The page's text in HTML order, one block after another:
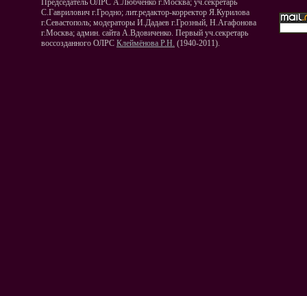
Председатель ОЛРС А.Любченко г.Москва; уч.секретарь
С.Гаврилович г.Гродно; лит.редактор-корректор Я.Курилова
г.Севастополь; модераторы И.Дадаев г.Грозный, Н.Агафонова
г.Москва; админ. сайта А.Вдовиченко. Первый уч.секретарь
воссозданного ОЛРС Клеймёнова Р.Н. (1940-2011).